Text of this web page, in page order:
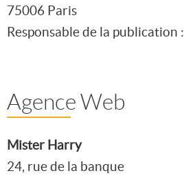
75006 Paris
Responsable de la publication :
Agence Web
Mister Harry
24, rue de la banque